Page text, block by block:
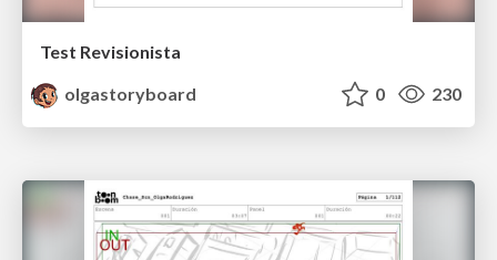
Test Revisionista
olgastoryboard
0 230